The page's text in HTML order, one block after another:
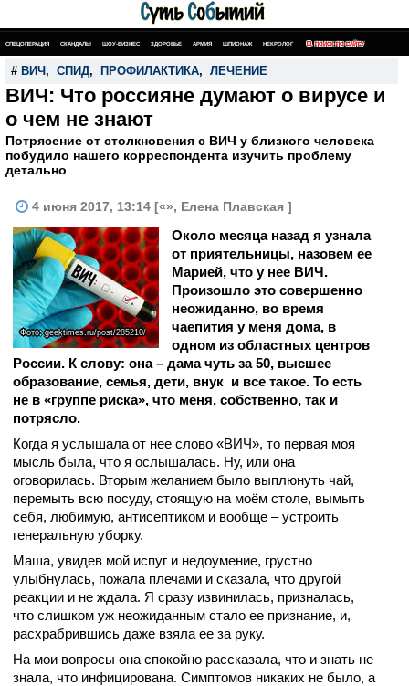
СПЕЦОПЕРАЦИЯ СКАНДАЛЫ ШОУ-БИЗНЕС ЗДОРОВЬЕ АРМИЯ ШПИОНАЖ НЕКРОЛОГ ПОИСК ПО САЙТУ
# ВИЧ , СПИД, ПРОФИЛАКТИКА, ЛЕЧЕНИЕ
ВИЧ: Что россияне думают о вирусе и
о чем не знают
Потрясение от столкновения с ВИЧ у близкого человека
побудило нашего корреспондента изучить проблему
детально
4 июня 2017, 13:14 [«», Елена Плавская ]
Фото: geektimes.ru/post/285210/
Около месяца назад я узнала
от приятельницы, назовем ее
Марией, что у нее ВИЧ.
Произошло это совершенно
неожиданно, во время
чаепития у меня дома, в
одном из областных центров
России. К слову: она – дама чуть за 50, высшее
образование, семья, дети, внук и все такое. То есть
не в «группе риска», что меня, собственно, так и
потрясло.
Когда я услышала от нее слово «ВИЧ», то первая моя
мысль была, что я ослышалась. Ну, или она
оговорилась. Вторым желанием было выплюнуть чай,
перемыть всю посуду, стоящую на моём столе, вымыть
себя, любимую, антисептиком и вообще – устроить
генеральную уборку.
Маша, увидев мой испуг и недоумение, грустно
улыбнулась, пожала плечами и сказала, что другой
реакции и не ждала. Я сразу извинилась, призналась,
что слишком уж неожиданным стало ее признание, и,
расхрабрившись даже взяла ее за руку.
На мои вопросы она спокойно рассказала, что и знать не
знала, что инфицирована. Симптомов никаких не было, а